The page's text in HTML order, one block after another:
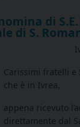
di
di S.
Carissimi fratelli e
che è in Ivrea,
appena ricevuto
direttamente dal